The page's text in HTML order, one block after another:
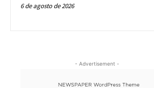
6 de agosto de 2026
- Advertisement -